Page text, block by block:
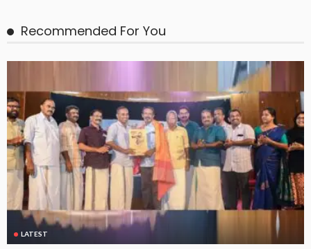
Recommended For You
LATEST